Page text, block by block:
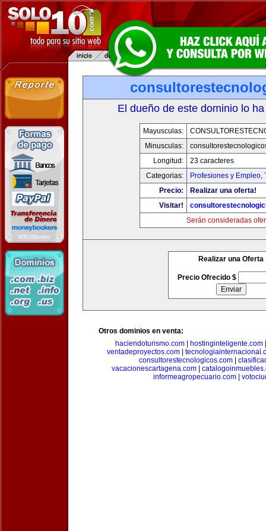
El dueño de este dominio lo
Mayusculas:
Minusculas:
Longitud:
23 caracteres
Categorias:
Profesiones y Empleo,
Precio:
Realizar una oferta!
Visitar!
Serán consideradas
Realizar una Oferta
Precio Ofrecido $
Otros dominios en venta:
haciendoturismo.com
hostinginteligente.com
ventadeproyectos.com|
consultorestecnologicos.com
vacacionescartagena.com
informeagropecuario.com